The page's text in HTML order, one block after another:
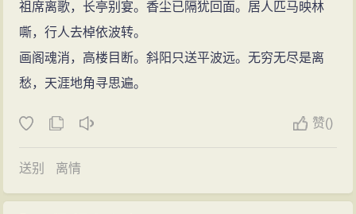
部。至和元年（1054）六月，晏殊因病请求回京城医
治，待病好以后，再出京任职，仁宗特意把他留下来，
让他为自己讲经释义，让他五天到自己这里来一次，按
宗想前去看他。晏殊知道后就立刻派人捎信给仁宗，信
月27日）去世。仁宗虽然亲自前去哀悼，但仍因没能在
祖席离歌，长亭别宴。香尘已隔犹回面。居人匹马映林
嘶，行人去棹依波转。
画阁魂消，高楼目断。斜阳只送平波远。无穷无尽是离
愁，天涯地角寻思遍。
赞()
送别 离情